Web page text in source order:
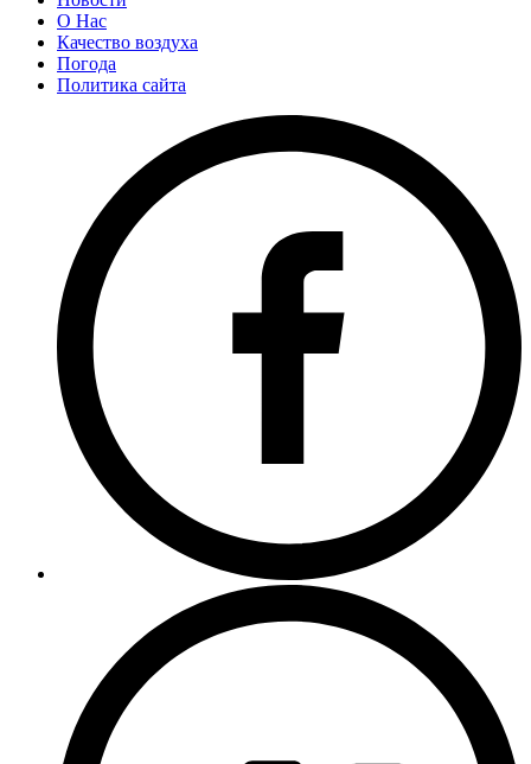
О Нас
Качество воздуха
Погода
Политика сайта